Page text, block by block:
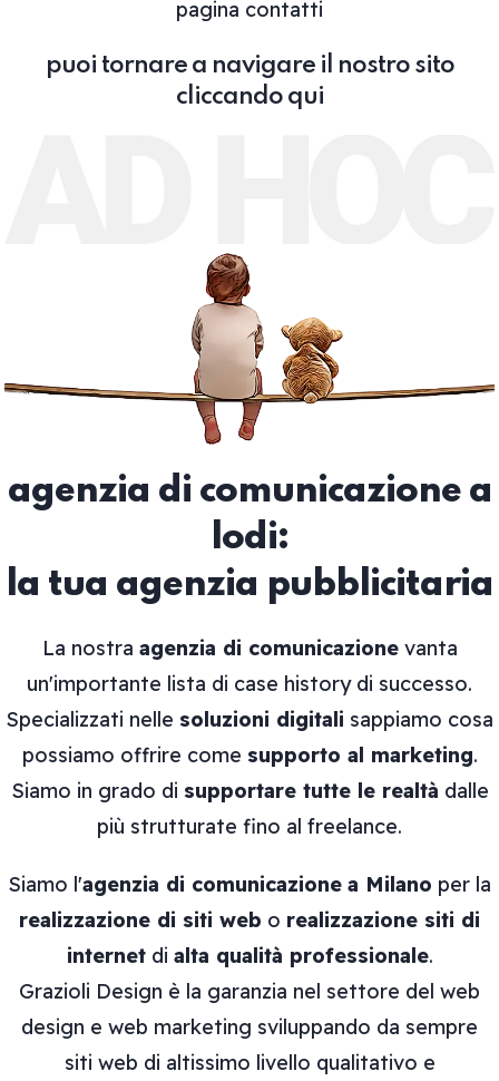
pagina contatti
puoi tornare a navigare il nostro sito
cliccando qui
agenzia di comunicazione a
lodi:
la tua agenzia pubblicitaria
La nostra agenzia di comunicazionevanta
un'importante lista di case history di successo.
Specializzati nelle soluzioni digitali sappiamo cosa
possiamo offrire come supporto al marketing.
Siamo in grado di supportare tutte le realtà dalle
più strutturate fino al freelance.
Siamo l'agenzia di comunicazione a Milano per la
realizzazione di siti web o realizzazione siti di
internetdi alta qualità professionale.
Grazioli Design è la garanzia nel settore del web
design e web marketing sviluppando da sempre
siti web di altissimo livello qualitativo e